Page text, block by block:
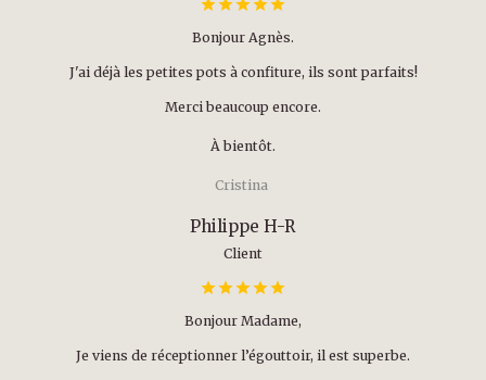
Bonjour Agnès.
J'ai déjà les petites pots à confiture, ils sont parfaits!
Merci beaucoup encore.
À bientôt.
Cristina
Philippe H-R
Client
Bonjour Madame,
Je viens de réceptionner l’égouttoir, il est superbe.